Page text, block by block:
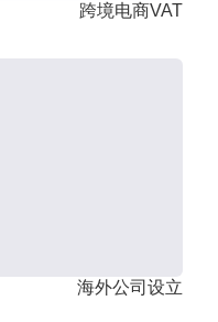
跨境电商VAT
海外公司设立